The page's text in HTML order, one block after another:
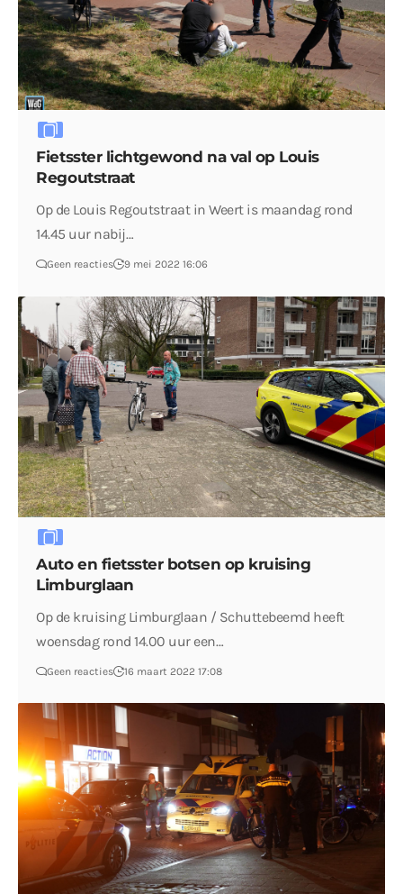
Fietsster lichtgewond na val op Louis
Regoutstraat
Op de Louis Regoutstraat in Weert is maandag rond
14.45 uur nabij…
Geen reacties 9 mei 2022 16:06
Auto en fietsster botsen op kruising
Limburglaan
Op de kruising Limburglaan / Schuttebeemd heeft
woensdag rond 14.00 uur een…
Geen reacties 16 maart 2022 17:08